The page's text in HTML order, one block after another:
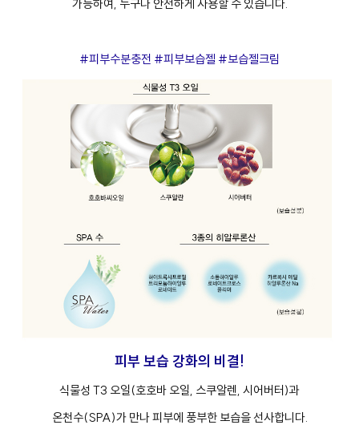
가능하여, 누구나 안전하게 사용할 수 있습니다.
#피부수분충전 #피부보습젤 #보습젤크림
피부 보습 강화의 비결!
식물성 T3 오일(호호바 오일, 스쿠알렌, 시어버터)과
온천수(SPA)가 만나 피부에 풍부한 보습을 선사합니다.